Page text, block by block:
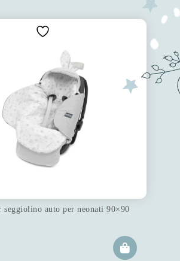
seggiolino auto per neonati 90×90